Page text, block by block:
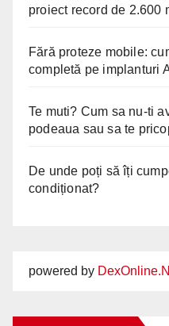
proiect record de 2.600
Fără proteze mobile:
completă pe implanturi
Te muti? Cum sa nu-ti
podeaua sau sa te
De unde poți să îți
condiționat?
powered by